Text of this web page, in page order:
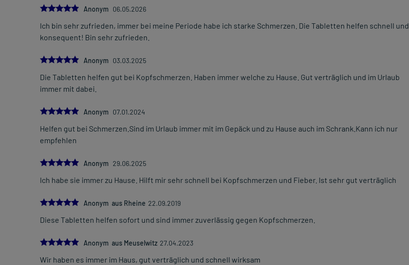
5.0
Anonym 06.05.2026
Ich bin sehr zufrieden, immer bei meine Periode habe ich starke Schmerzen. Die Tabletten helfen schnell und
konsequent! Bin sehr zufrieden.
5.0
Anonym 03.03.2025
Die Tabletten helfen gut bei Kopfschmerzen. Haben immer welche zu Hause. Gut verträglich und im Urlaub
immer mit dabei.
5.0
Anonym 07.01.2024
Helfen gut bei Schmerzen.Sind im Urlaub immer mit im Gepäck und zu Hause auch im Schrank.Kann ich nur
empfehlen
5.0
Anonym 29.06.2025
Ich habe sie immer zu Hause. Hilft mir sehr schnell bei Kopfschmerzen und Fieber. Ist sehr gut verträglich
5.0
Anonym aus Rheine 22.09.2019
Diese Tabletten helfen sofort und sind immer zuverlässig gegen Kopfschmerzen.
5.0
Anonym aus Meuselwitz 27.04.2023
Wir haben es immer im Haus, gut verträglich und schnell wirksam